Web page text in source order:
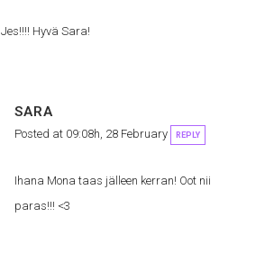
Jes!!!! Hyvä Sara!
SARA
Posted at 09:08h, 28 February REPLY
Ihana Mona taas jälleen kerran! Oot nii
paras!!! <3